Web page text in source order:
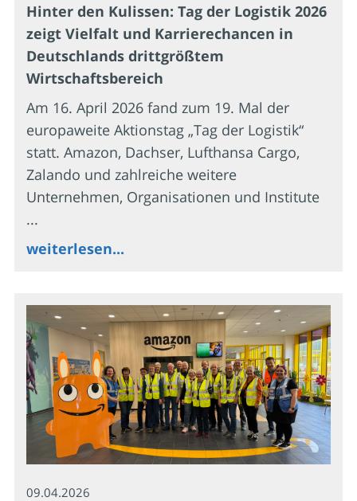
Hinter den Kulissen: Tag der Logistik 2026
zeigt Vielfalt und Karrierechancen in
Deutschlands drittgrößtem
Wirtschaftsbereich
Am 16. April 2026 fand zum 19. Mal der
europaweite Aktionstag „Tag der Logistik“
statt. Amazon, Dachser, Lufthansa Cargo,
Zalando und zahlreiche weitere
Unternehmen, Organisationen und Institute
...
weiterlesen...
09.04.2026